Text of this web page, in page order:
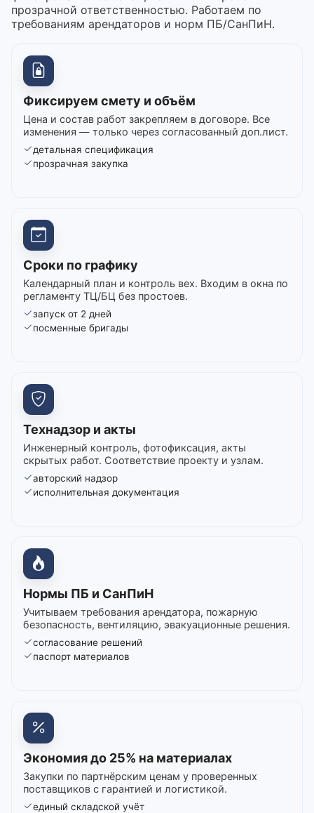
прозрачной ответственностью. Работаем по
требованиям арендаторов и норм ПБ/СанПиН.
Фиксируем смету и объём
Цена и состав работ закрепляем в договоре. Все
изменения — только через согласованный доп.лист.
детальная спецификация
прозрачная закупка
Сроки по графику
Календарный план и контроль вех. Входим в окна по
регламенту ТЦ/БЦ без простоев.
запуск от 2 дней
посменные бригады
Технадзор и акты
Инженерный контроль, фотофиксация, акты
скрытых работ. Соответствие проекту и узлам.
авторский надзор
исполнительная документация
Нормы ПБ и СанПиН
Учитываем требования арендатора, пожарную
безопасность, вентиляцию, эвакуационные решения.
согласование решений
паспорт материалов
Экономия до 25% на материалах
Закупки по партнёрским ценам у проверенных
поставщиков с гарантией и логистикой.
единый складской учёт